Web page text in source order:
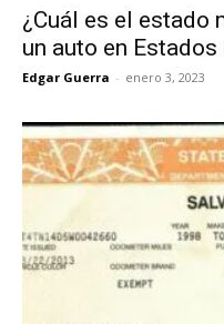
¿Cuál es el estado
un auto en Estados
Edgar Guerra - enero 3, 2023